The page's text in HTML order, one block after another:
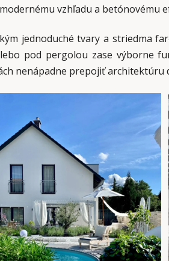
vzhľadu a
jednoduché tvary a striedma
pod pergolou zase výborne
nenápadne prepojiť